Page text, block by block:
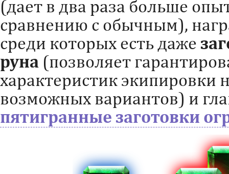
(дает в два раза больше
сравнению с обычным),
среди которых есть даже
руна (позволяет
характеристик экипировки
возможных вариантов) и
пятигранные заготовки